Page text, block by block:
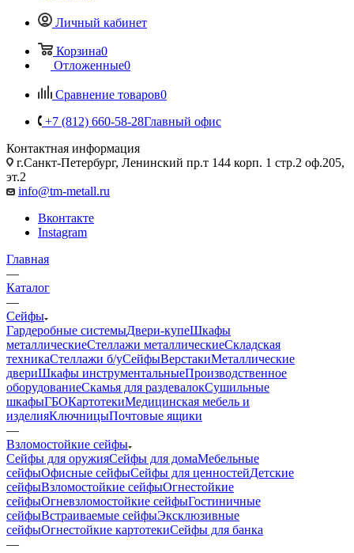
Личный кабинет
Корзина0
Отложенные0
Сравнение товаров0
+7 (812) 660-58-28Главный офис
Контактная информация
г.Санкт-Петербург, Ленинский пр.т 144 корп. 1 стр.2 оф.205,
эт.2
info@tm-metall.ru
Вконтакте
Instagram
Главная
—
Каталог
—
Сейфы
Гардеробные системыДвери-купеШкафы
металлическиеСтеллажи металлическиеСкладская
техникаСтеллажи б/уСейфыВерстакиМеталлические
двериШкафы инструментальныеПроизводственное
оборудованиеСкамья для раздевалокСушильные
шкафыГБОКартотекиМедицинская мебель и
изделияКлючницыПочтовые ящики
—
Взломостойкие сейфы
Сейфы для оружияСейфы для домаМебельные
сейфыОфисные сейфыСейфы для ценностейДетские
сейфыВзломостойкие сейфыОгнестойкие
сейфыОгневзломостойкие сейфыГостиничные
сейфыВстраиваемые сейфыЭксклюзивные
сейфыОгнестойкие картотекиСейфы для банка
—